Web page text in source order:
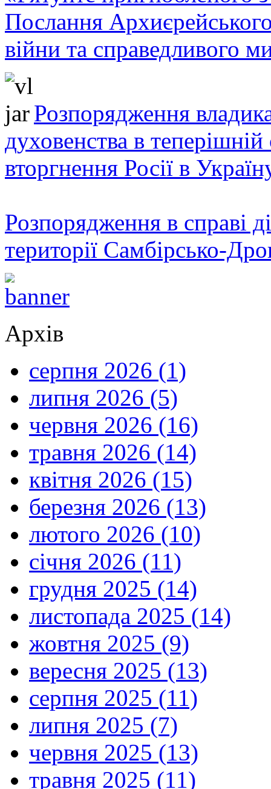
Послання
війни та справедливого
Розпорядження
духовенства в теперішній
вторгнення Росії в
Розпорядження в справі
території Самбірсько-
Архів
серпня 2026 (1)
липня 2026 (5)
червня 2026 (16)
травня 2026 (14)
квітня 2026 (15)
березня 2026 (13)
лютого 2026 (10)
січня 2026 (11)
грудня 2025 (14)
листопада 2025 (14)
жовтня 2025 (9)
вересня 2025 (13)
серпня 2025 (11)
липня 2025 (7)
червня 2025 (13)
травня 2025 (11)